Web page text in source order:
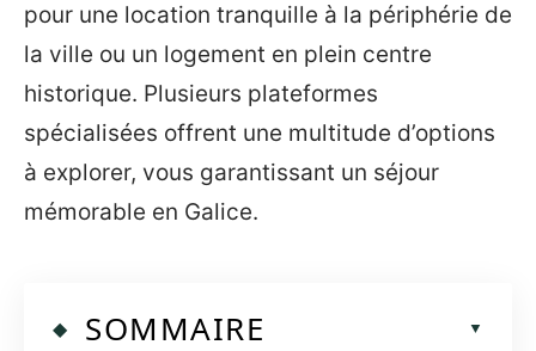
pour une location tranquille à la périphérie de
la ville ou un logement en plein centre
historique. Plusieurs plateformes
spécialisées offrent une multitude d’options
à explorer, vous garantissant un séjour
mémorable en Galice.
SOMMAIRE